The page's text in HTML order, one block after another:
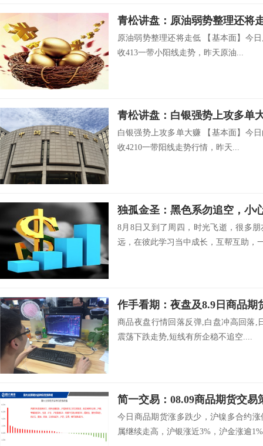
青松讲盘：原油弱势整理还将
原油弱势整理还将走低 【基本面】今
收413一带小阳线走势，昨天原油...
青松讲盘：白银强势上攻多单
白银强势上攻多单大赚 【基本面】今
收4210一带阳线走势行情，昨天...
独孤金圣：黑色系勿追空，小
8月8日又到了周四，时光飞逝，很多
远，在彼此学习当中成长，互帮互助，
作手看期：夜盘及8.9日商品期
商品夜盘行情回落反弹,白盘冲高回落,
震荡下跌走势,短线有所企稳不追空....
简一交易：08.09商品期货交易
今日商品期货涨多跌少，沪镍多合约
属继续走高，沪银涨近3%，沪金涨逾